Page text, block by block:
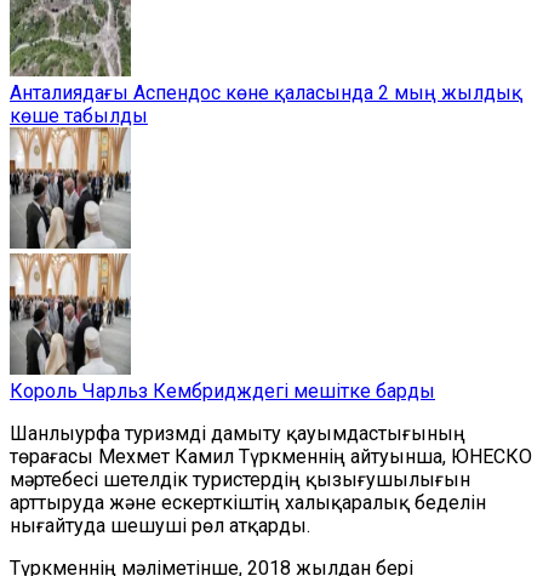
Анталиядағы Аспендос көне қаласында 2 мың жылдық
көше табылды
Король Чарльз Кембридждегі мешітке барды
Шанлыурфа туризмді дамыту қауымдастығының
төрағасы Мехмет Камил Түркменнің айтуынша, ЮНЕСКО
мәртебесі шетелдік туристердің қызығушылығын
арттыруда және ескерткіштің халықаралық беделін
нығайтуда шешуші рөл атқарды.
Түркменнің мәліметінше, 2018 жылдан бері